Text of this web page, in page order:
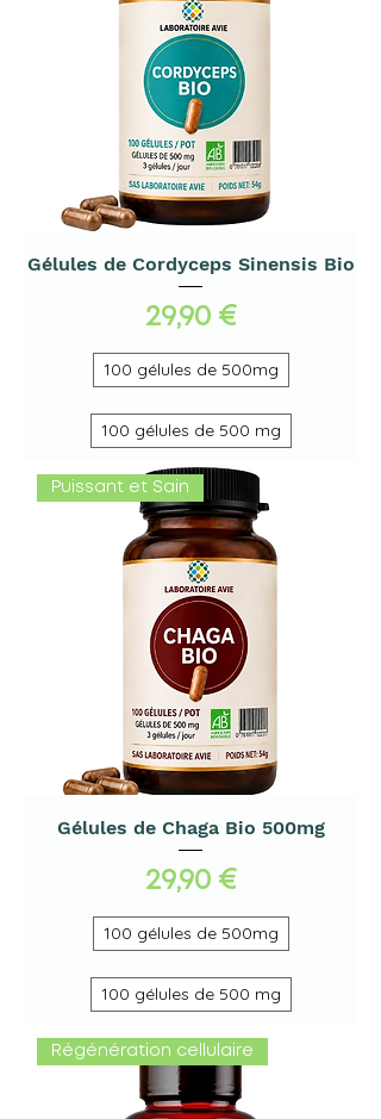
Gélules de Cordyceps Sinensis Bio
Prix
29,90 €
100 gélules de 500mg
100 gélules de 500 mg
Puissant et Sain
Gélules de Chaga Bio 500mg
Prix
29,90 €
100 gélules de 500mg
100 gélules de 500 mg
Régénération cellulaire